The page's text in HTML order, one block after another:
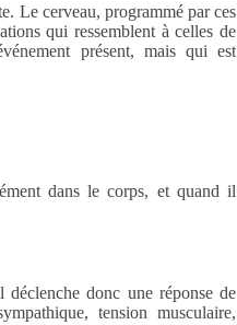
Le cerveau, programmé par ces
qui ressemblent à celles de
présent, mais qui est
dans le corps, et quand il
déclenche donc une réponse de
tension musculaire,